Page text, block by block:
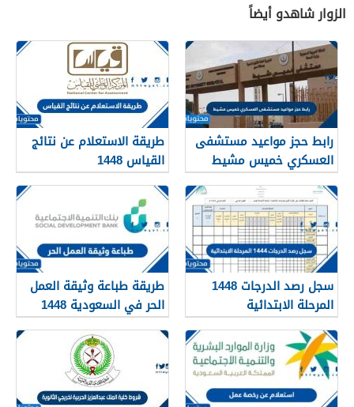
الزوار شاهدو أيضاً
رابط حجز مواعيد مستشفى
العسكري خميس مشيط
1448
طريقة الاستعلام عن نتائج
القياس 1448
سجل رصد الدرجات 1448
المرحلة الابتدائية
طريقة طباعة وثيقة العمل
الحر في السعودية 1448